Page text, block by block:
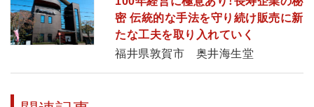
密 伝統的な手法を守り続け販売に新
たな工夫を取り入れていく
福井県敦賀市 奥井海生堂